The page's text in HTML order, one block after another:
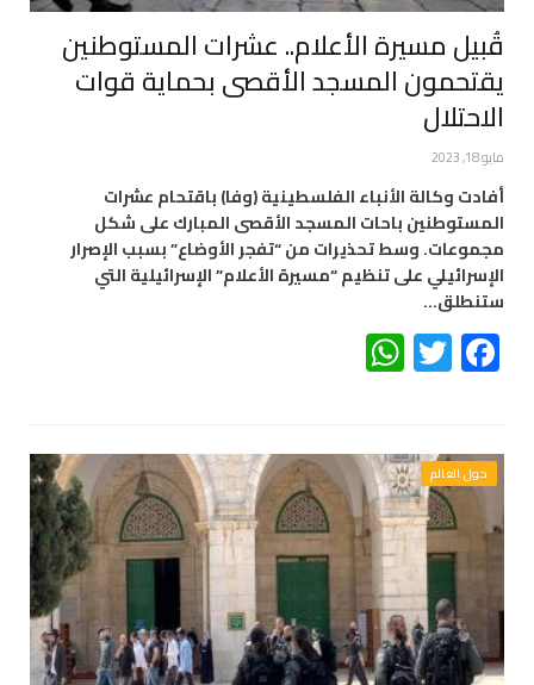
قُبيل مسيرة الأعلام.. عشرات المستوطنين
يقتحمون المسجد الأقصى بحماية قوات
الاحتلال
مايو 18, 2023
أفادت وكالة الأنباء الفلسطينية (وفا) باقتحام عشرات
المستوطنين باحات المسجد الأقصى المبارك على شكل
مجموعات. وسط تحذيرات من “تفجر الأوضاع” بسبب الإصرار
الإسرائيلي على تنظيم “مسيرة الأعلام” الإسرائيلية التي
ستنطلق…
Facebook
Twitter
حول العالم